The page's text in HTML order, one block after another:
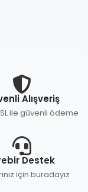
Alışveriş
ile güvenli ödeme
Destek
için buradayız